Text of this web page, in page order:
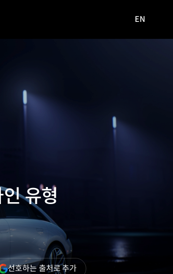
사이트로
EN
유형
선호하는 출처로 추가(새